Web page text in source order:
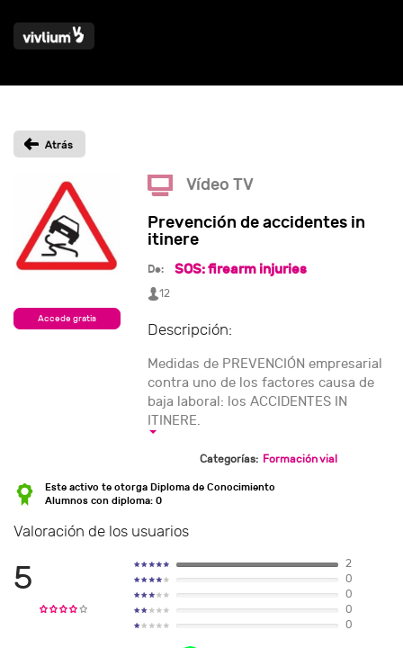
Accede gratis
Vídeo TV
Prevención de accidentes in
itinere
De: SOS: firearm injuries
12
Descripción:
Medidas de PREVENCIÓN empresarial
contra uno de los factores causa de
baja laboral: los ACCIDENTES IN
ITINERE.
Categorías: Formación vial
Este activo te otorga Diploma de Conocimiento
Alumnos con diploma: 0
Valoración de los usuarios
5
2
0
0
0
0